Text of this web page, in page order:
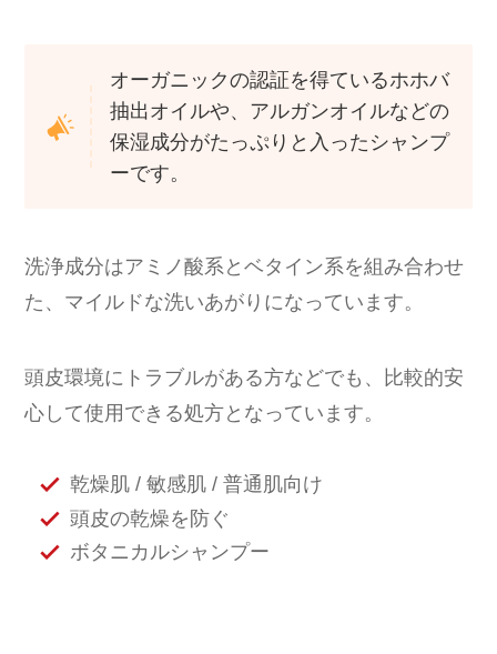
オーガニックの認証を得ているホホバ
抽出オイルや、アルガンオイルなどの
保湿成分がたっぷりと入ったシャンプ
ーです。
洗浄成分はアミノ酸系とベタイン系を組み合わせ
た、マイルドな洗いあがりになっています。
頭皮環境にトラブルがある方などでも、比較的安
心して使用できる処方となっています。
乾燥肌 / 敏感肌 / 普通肌向け
頭皮の乾燥を防ぐ
ボタニカルシャンプー